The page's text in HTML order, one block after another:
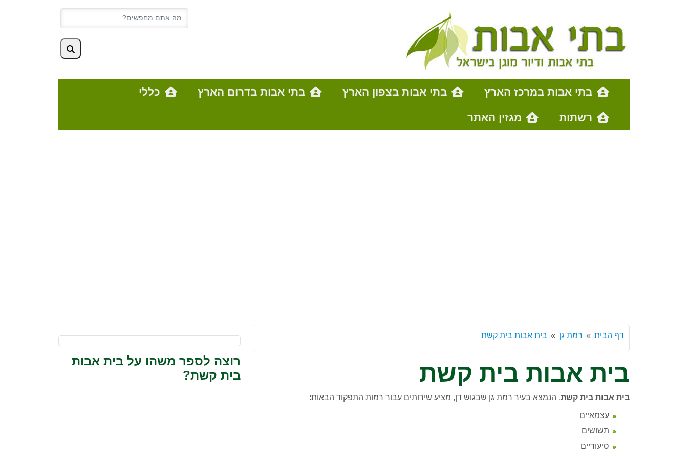
בתי אבות במרכז הארץ בתי אבות בצפון הארץ בתי אבות בדרום הארץ
כללי
רשתות
מגזין האתר
דף הבית רמת גן בית אבות בית קשת
בית אבות בית קשת
בית אבות בית קשת, הנמצא בעיר רמת גן שבגוש דן, מציע שירותים עבור רמות התפקוד הבאות:
עצמאיים
תשושים
סיעודיים
רוצה לספר משהו על בית אבות
בית קשת?